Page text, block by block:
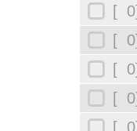
[ 0]
[ 0]
[ 0]
[ 0]
[ 0]